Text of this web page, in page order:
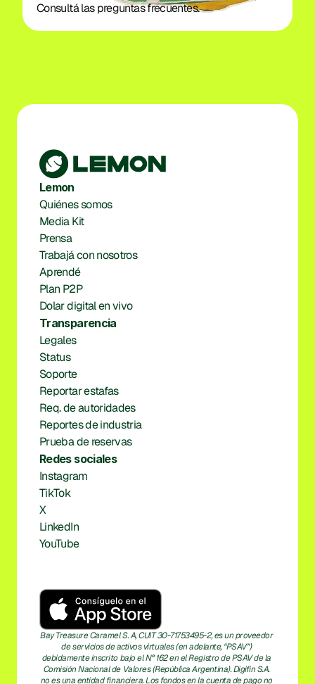
Consultá las preguntas frecuentes.
Lemon
Quiénes somos
Media Kit
Prensa
Trabajá con nosotros
Aprendé
Plan P2P
Dolar digital en vivo
Transparencia
Legales
Status
Soporte
Reportar estafas
Req. de autoridades
Reportes de industria
Prueba de reservas
Redes sociales
Instagram
TikTok
X
LinkedIn
YouTube
Bay Treasure Caramel S. A, CUIT 30-71753495-2, es un proveedor
de servicios de activos virtuales (en adelante, “PSAV”)
debidamente inscrito bajo el N° 162 en el Registro de PSAV de la
Comisión Nacional de Valores (República Argentina). Digifin S.A.
no es una entidad financiera. Los fondos en la cuenta de pago no